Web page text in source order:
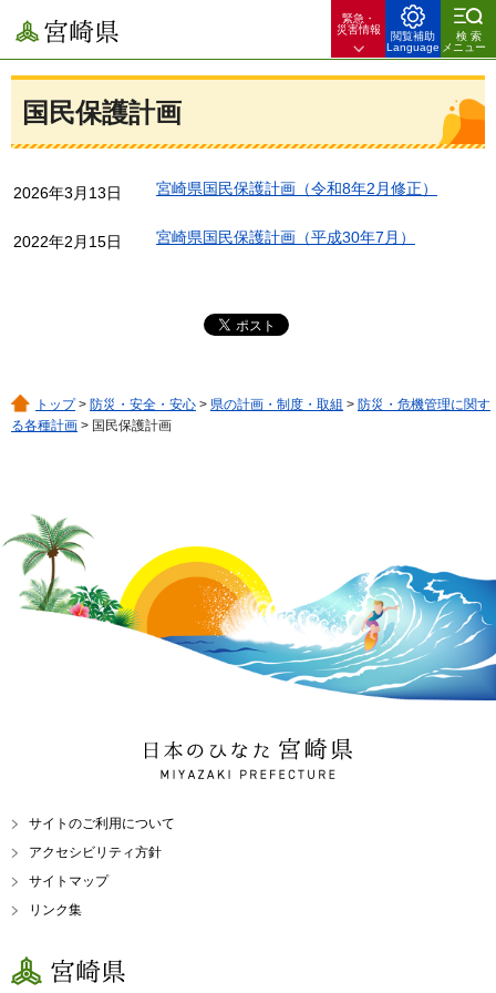
宮崎県
緊急・
災害情報
閲覧補助
Language
検索
メニュー
国民保護計画
2026年3月13日 宮崎県国民保護計画（令和8年2月修正）
2022年2月15日 宮崎県国民保護計画（平成30年7月）
トップ> 防災・安全・安心 > 県の計画・制度・取組 > 防災・危機管理に関す
る各種計画 > 国民保護計画
日本のひなた 宮崎県
MIYAZAKI PREFECTURE
サイトのご利用について
アクセシビリティ方針
サイトマップ
リンク集
宮崎県